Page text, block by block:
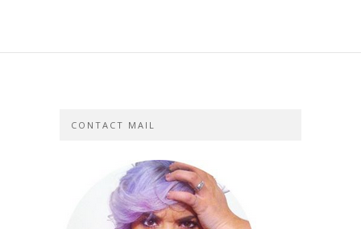
CONTACT MAIL